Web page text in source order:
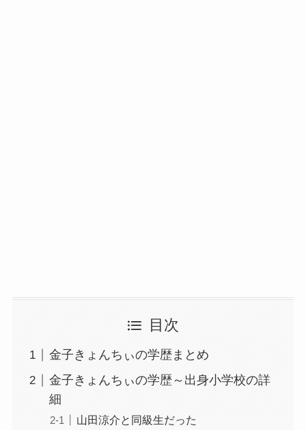
目次
金子きょんちぃの学歴まとめ
金子きょんちぃの学歴～出身小学校の詳
細
山田涼介と同級生だった